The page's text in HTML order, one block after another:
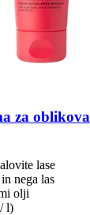
za
lase
nega las
olji
l)